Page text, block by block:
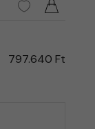
797.640 Ft